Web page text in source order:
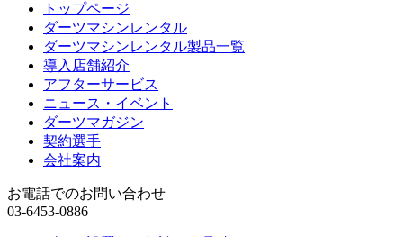
トップページ
ダーツマシンレンタル
ダーツマシンレンタル製品一覧
導入店舗紹介
アフターサービス
ニュース・イベント
ダーツマガジン
契約選手
会社案内
お電話でのお問い合わせ
03-6453-0886